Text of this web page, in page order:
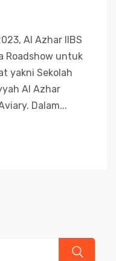
Al Azhar IIBS
Roadshow untuk
yakni Sekolah
Al Azhar
Dalam...